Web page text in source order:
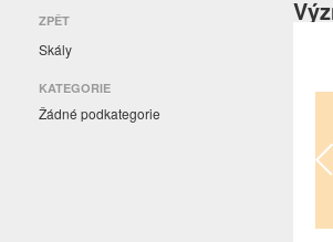
ZPĚT
Skály
KATEGORIE
Žádné podkategorie